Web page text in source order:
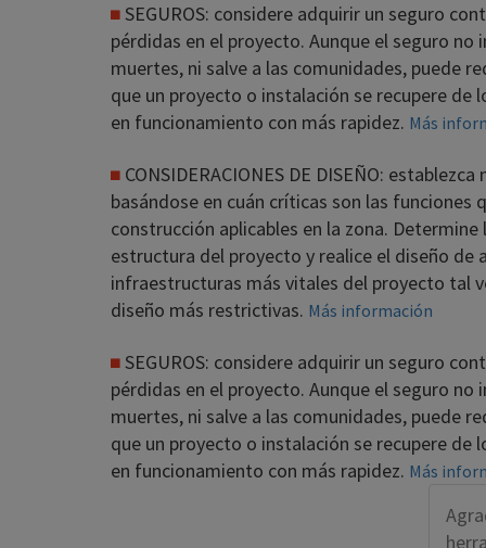
SEGUROS: considere adquirir un seguro
pérdidas en el proyecto. Aunque el seguro no
muertes, ni salve a las comunidades, puede
que un proyecto o instalación se recupere de
en funcionamiento con más rapidez. Más
CONSIDERACIONES DE DISEÑO:
basándose en cuán críticas son las funciones
construcción aplicables en la zona.
estructura del proyecto y realice el diseño de
infraestructuras más vitales del proyecto tal
diseño más restrictivas. Más información
SEGUROS: considere adquirir un seguro
pérdidas en el proyecto. Aunque el seguro no
muertes, ni salve a las comunidades, puede
que un proyecto o instalación se recupere de
en funcionamiento con más rapidez. Más